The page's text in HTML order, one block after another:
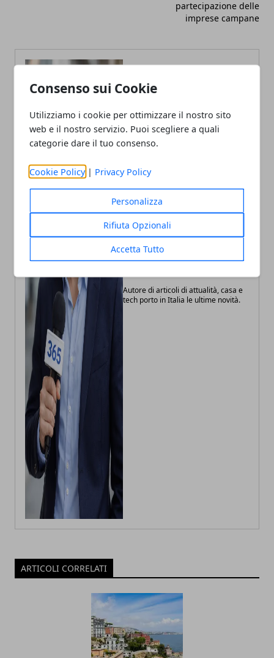
Consenso sui Cookie
Utilizziamo i cookie per ottimizzare il nostro sito
web e il nostro servizio. Puoi scegliere a quali
categorie dare il tuo consenso.
Cookie Policy | Privacy Policy
Personalizza
Rifiuta Opzionali
Accetta Tutto
partecipazione delle
imprese campane
Autore di articoli di attualità, casa e
tech porto in Italia le ultime novità.
ARTICOLI CORRELATI